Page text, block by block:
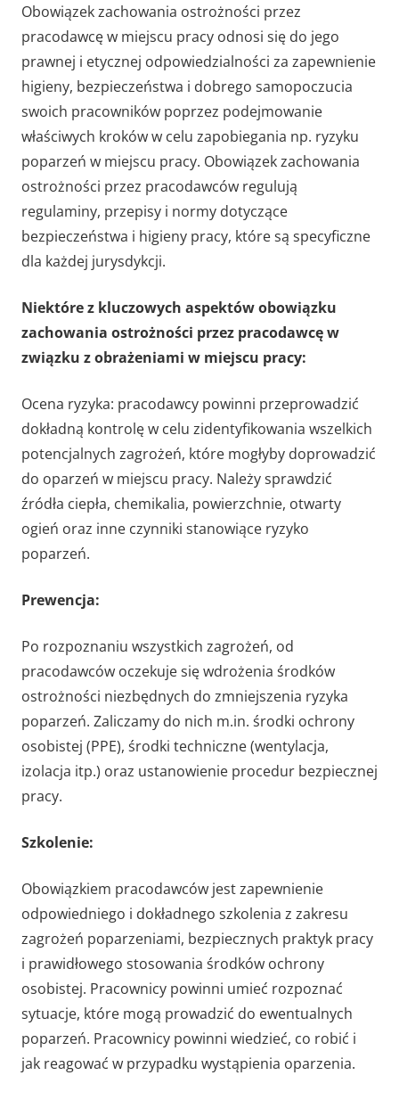
Obowiązek zachowania ostrożności przez
pracodawcę w miejscu pracy odnosi się do jego
prawnej i etycznej odpowiedzialności za zapewnienie
higieny, bezpieczeństwa i dobrego samopoczucia
swoich pracowników poprzez podejmowanie
właściwych kroków w celu zapobiegania np. ryzyku
poparzeń w miejscu pracy. Obowiązek zachowania
ostrożności przez pracodawców regulują
regulaminy, przepisy i normy dotyczące
bezpieczeństwa i higieny pracy, które są specyficzne
dla każdej jurysdykcji.
Niektóre z kluczowych aspektów obowiązku
zachowania ostrożności przez pracodawcę w
związku z obrażeniami w miejscu pracy:
Ocena ryzyka: pracodawcy powinni przeprowadzić
dokładną kontrolę w celu zidentyfikowania wszelkich
potencjalnych zagrożeń, które mogłyby doprowadzić
do oparzeń w miejscu pracy. Należy sprawdzić
źródła ciepła, chemikalia, powierzchnie, otwarty
ogień oraz inne czynniki stanowiące ryzyko
poparzeń.
Prewencja:
Po rozpoznaniu wszystkich zagrożeń, od
pracodawców oczekuje się wdrożenia środków
ostrożności niezbędnych do zmniejszenia ryzyka
poparzeń. Zaliczamy do nich m.in. środki ochrony
osobistej (PPE), środki techniczne (wentylacja,
izolacja itp.) oraz ustanowienie procedur bezpiecznej
pracy.
Szkolenie:
Obowiązkiem pracodawców jest zapewnienie
odpowiedniego i dokładnego szkolenia z zakresu
zagrożeń poparzeniami, bezpiecznych praktyk pracy
i prawidłowego stosowania środków ochrony
osobistej. Pracownicy powinni umieć rozpoznać
sytuacje, które mogą prowadzić do ewentualnych
poparzeń. Pracownicy powinni wiedzieć, co robić i
jak reagować w przypadku wystąpienia oparzenia.